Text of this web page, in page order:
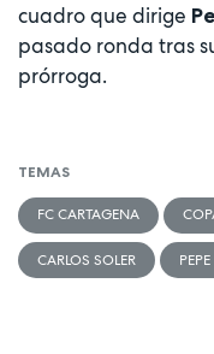
cuadro que dirige
pasado ronda tras
prórroga.
TEMAS
FC CARTAGENA
CARLOS SOLER